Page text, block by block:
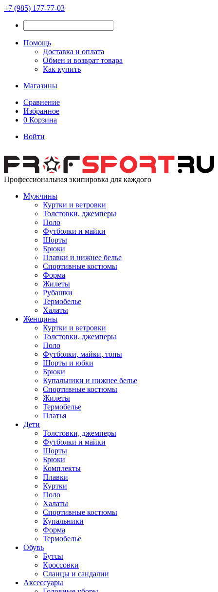
+7 (985) 177-77-03
Помощь
Доставка и оплата
Обмен и возврат товара
Как купить
Магазины
Сравнение
Избранное
0 Корзина
Войти
Профессиональная экипировка для каждого
Мужчины
Куртки и ветровки
Толстовки, джемперы
Поло
Футболки и майки
Шорты
Брюки
Плавки и нижнее белье
Спортивные костюмы
Форма
Жилеты
Рубашки
Термобелье
Халаты
Женщины
Куртки и ветровки
Толстовки, джемперы
Поло
Футболки, майки, топы
Шорты и юбки
Брюки
Купальники и нижнее белье
Спортивные костюмы
Жилеты
Термобелье
Платья
Дети
Толстовки, джемперы
Футболки и майки
Шорты
Брюки
Комплекты
Плавки
Куртки
Поло
Халаты
Спортивные костюмы
Купальники
Форма
Термобелье
Обувь
Бутсы
Кроссовки
Сланцы и сандалии
Аксессуары